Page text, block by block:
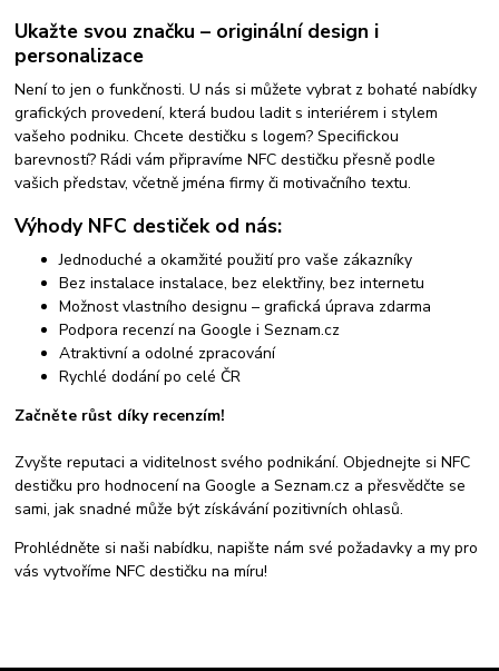
Ukažte svou značku – originální design i
personalizace
Není to jen o funkčnosti. U nás si můžete vybrat z bohaté nabídky
grafických provedení, která budou ladit s interiérem i stylem
vašeho podniku. Chcete destičku s logem? Specifickou
barevností? Rádi vám připravíme NFC destičku přesně podle
vašich představ, včetně jména firmy či motivačního textu.
Výhody NFC destiček od nás:
Jednoduché a okamžité použití pro vaše zákazníky
Bez instalace instalace, bez elektřiny, bez internetu
Možnost vlastního designu – grafická úprava zdarma
Podpora recenzí na Google i Seznam.cz
Atraktivní a odolné zpracování
Rychlé dodání po celé ČR
Začněte růst díky recenzím!
Zvyšte reputaci a viditelnost svého podnikání. Objednejte si NFC
destičku pro hodnocení na Google a Seznam.cz a přesvědčte se
sami, jak snadné může být získávání pozitivních ohlasů.
Prohlédněte si naši nabídku, napište nám své požadavky a my pro
vás vytvoříme NFC destičku na míru!